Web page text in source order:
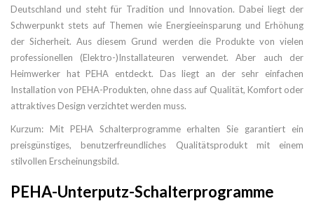
Deutschland und steht für Tradition und Innovation. Dabei liegt der
Schwerpunkt stets auf Themen wie Energieeinsparung und Erhöhung
der Sicherheit. Aus diesem Grund werden die Produkte von vielen
professionellen (Elektro-)Installateuren verwendet. Aber auch der
Heimwerker hat PEHA entdeckt. Das liegt an der sehr einfachen
Installation von PEHA-Produkten, ohne dass auf Qualität, Komfort oder
attraktives Design verzichtet werden muss.
Kurzum: Mit PEHA Schalterprogramme erhalten Sie garantiert ein
preisgünstiges, benutzerfreundliches Qualitätsprodukt mit einem
stilvollen Erscheinungsbild.
PEHA-Unterputz-Schalterprogramme